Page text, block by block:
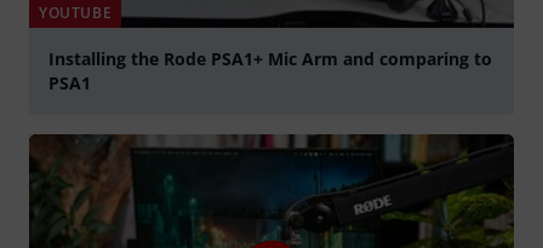
YOUTUBE
Installing the Rode PSA1+ Mic Arm and comparing to
PSA1